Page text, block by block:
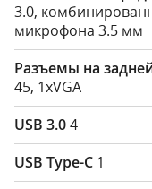
3.0,
микрофона 3.5 мм
45, 1хVGA
4
1